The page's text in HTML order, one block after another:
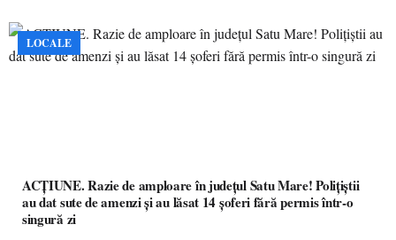
LOCALE
ACȚIUNE. Razie de amploare în județul Satu Mare! Polițiștii
au dat sute de amenzi și au lăsat 14 șoferi fără permis într-o
singură zi